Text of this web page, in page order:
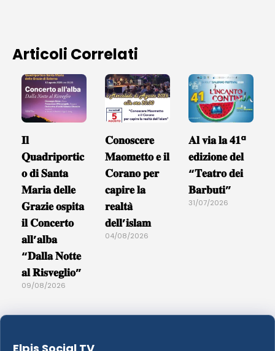
Articoli Correlati
𝐈𝐥
𝐐𝐮𝐚𝐝𝐫𝐢𝐩𝐨𝐫𝐭𝐢𝐜
𝐨 𝐝𝐢 𝐒𝐚𝐧𝐭𝐚
𝐌𝐚𝐫𝐢𝐚 𝐝𝐞𝐥𝐥𝐞
𝐆𝐫𝐚𝐳𝐢𝐞 𝐨𝐬𝐩𝐢𝐭𝐚
𝐢𝐥 𝐂𝐨𝐧𝐜𝐞𝐫𝐭𝐨
𝐚𝐥𝐥’𝐚𝐥𝐛𝐚
“𝐃𝐚𝐥𝐥𝐚 𝐍𝐨𝐭𝐭𝐞
𝐚𝐥 𝐑𝐢𝐬𝐯𝐞𝐠𝐥𝐢𝐨”
09/08/2026
𝐂𝐨𝐧𝐨𝐬𝐜𝐞𝐫𝐞
𝐌𝐚𝐨𝐦𝐞𝐭𝐭𝐨 𝐞 𝐢𝐥
𝐂𝐨𝐫𝐚𝐧𝐨 𝐩𝐞𝐫
𝐜𝐚𝐩𝐢𝐫𝐞 𝐥𝐚
𝐫𝐞𝐚𝐥𝐭𝐚̀
𝐝𝐞𝐥𝐥’𝐢𝐬𝐥𝐚𝐦
04/08/2026
𝐀𝐥 𝐯𝐢𝐚 𝐥𝐚 𝟒𝟏ª
𝐞𝐝𝐢𝐳𝐢𝐨𝐧𝐞 𝐝𝐞𝐥
“𝐓𝐞𝐚𝐭𝐫𝐨 𝐝𝐞𝐢
𝐁𝐚𝐫𝐛𝐮𝐭𝐢”
31/07/2026